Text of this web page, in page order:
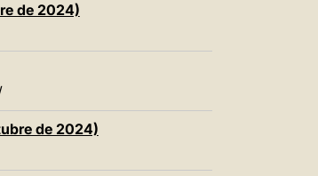
de 2024)
de 2024)